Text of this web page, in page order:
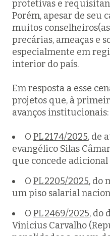
protetivas e
Porém, apesar de seu
muitos
precárias, ameaças e
especialmente em
interior do país.
Em resposta a esse
projetos que, à
avanços institucionais:
O PL 2174/2025, de
evangélico Silas
que concede
O PL 2205/2025, do
um piso salarial
O PL 2469/2025, do
Vinicius Carvalho